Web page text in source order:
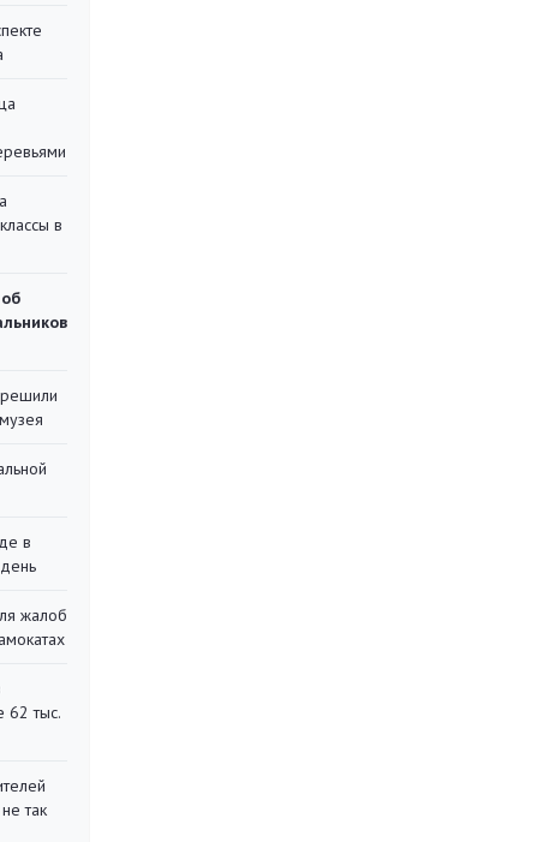
в
в
жалоб
62 тыс.
так